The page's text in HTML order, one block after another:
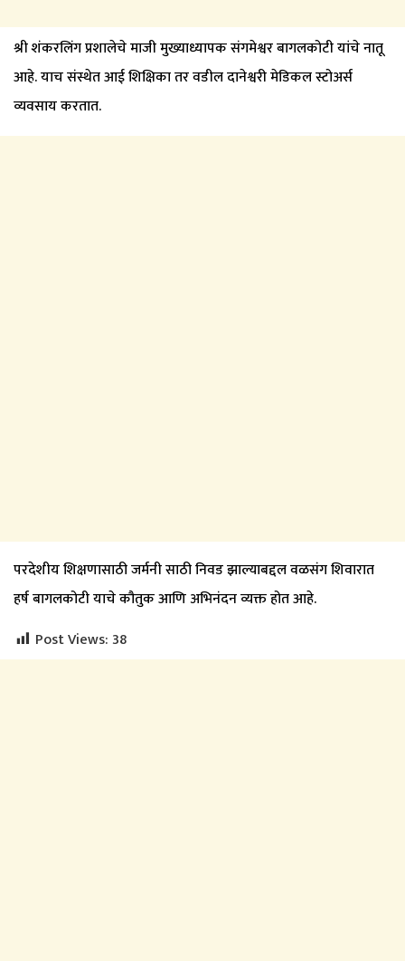
श्री शंकरलिंग प्रशालेचे माजी मुख्याध्यापक संगमेश्वर बागलकोटी यांचे नातू
आहे. याच संस्थेत आई शिक्षिका तर वडील दानेश्वरी मेडिकल स्टोअर्स
व्यवसाय करतात.
परदेशीय शिक्षणासाठी जर्मनी साठी निवड झाल्याबद्दल वळसंग शिवारात
हर्ष बागलकोटी याचे कौतुक आणि अभिनंदन व्यक्त होत आहे.
Post Views:38